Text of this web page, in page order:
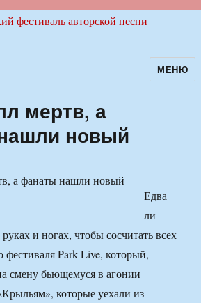
авторскойМЕНЮ
мертв, а
новый
Едва
ли
и ногах, чтобы сосчитать всех
фестиваля Park Live, который,
смену бьющемуся в агонии
которые уехали из